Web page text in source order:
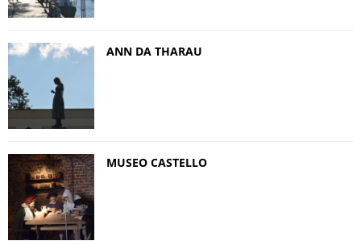
ANN DA THARAU
MUSEO CASTELLO